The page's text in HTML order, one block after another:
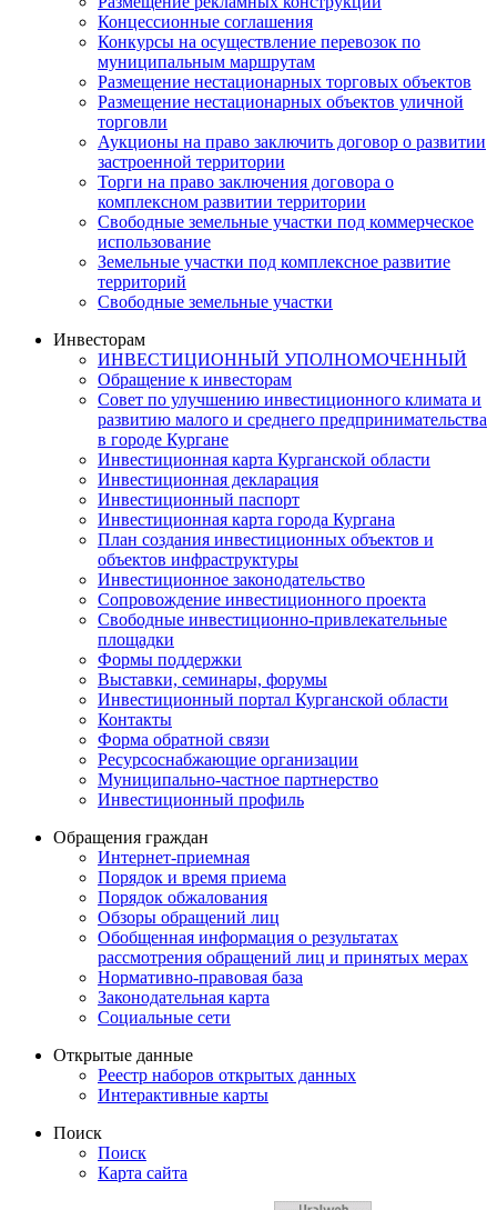
Концессионные соглашения
Конкурсы на осуществление перевозок по
муниципальным маршрутам
Размещение нестационарных торговых объектов
Размещение нестационарных объектов уличной
торговли
Аукционы на право заключить договор о развитии
застроенной территории
Торги на право заключения договора о
комплексном развитии территории
Свободные земельные участки под коммерческое
использование
Земельные участки под комплексное развитие
территорий
Свободные земельные участки
Инвесторам
ИНВЕСТИЦИОННЫЙ УПОЛНОМОЧЕННЫЙ
Обращение к инвесторам
Совет по улучшению инвестиционного климата и
развитию малого и среднего предпринимательства
в городе Кургане
Инвестиционная карта Курганской области
Инвестиционная декларация
Инвестиционный паспорт
Инвестиционная карта города Кургана
План создания инвестиционных объектов и
объектов инфраструктуры
Инвестиционное законодательство
Сопровождение инвестиционного проекта
Свободные инвестиционно-привлекательные
площадки
Формы поддержки
Выставки, семинары, форумы
Инвестиционный портал Курганской области
Контакты
Форма обратной связи
Ресурсоснабжающие организации
Муниципально-частное партнерство
Инвестиционный профиль
Обращения граждан
Интернет-приемная
Порядок и время приема
Порядок обжалования
Обзоры обращений лиц
Обобщенная информация о результатах
рассмотрения обращений лиц и принятых мерах
Нормативно-правовая база
Законодательная карта
Социальные сети
Открытые данные
Реестр наборов открытых данных
Интерактивные карты
Поиск
Поиск
Карта сайта